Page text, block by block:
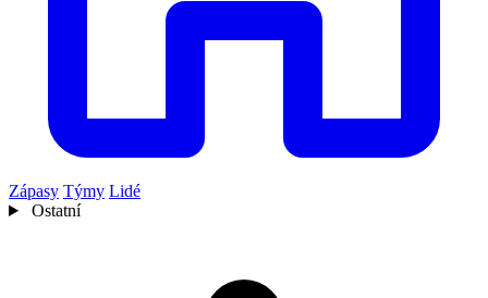
Zápasy Týmy Lidé
Ostatní